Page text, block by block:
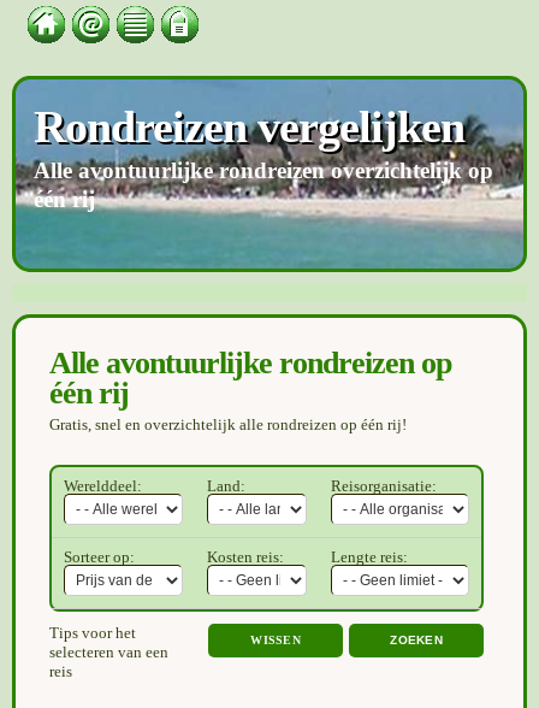
Rondreizen vergelijken
Alle avontuurlijke rondreizen overzichtelijk op
één rij
Alle avontuurlijke rondreizen op
één rij
Gratis, snel en overzichtelijk alle rondreizen op één rij!
Werelddeel: Land: Reisorganisatie:
Sorteer op: Kosten reis: Lengte reis:
WISSEN
Tips voor het
selecteren van een
reis